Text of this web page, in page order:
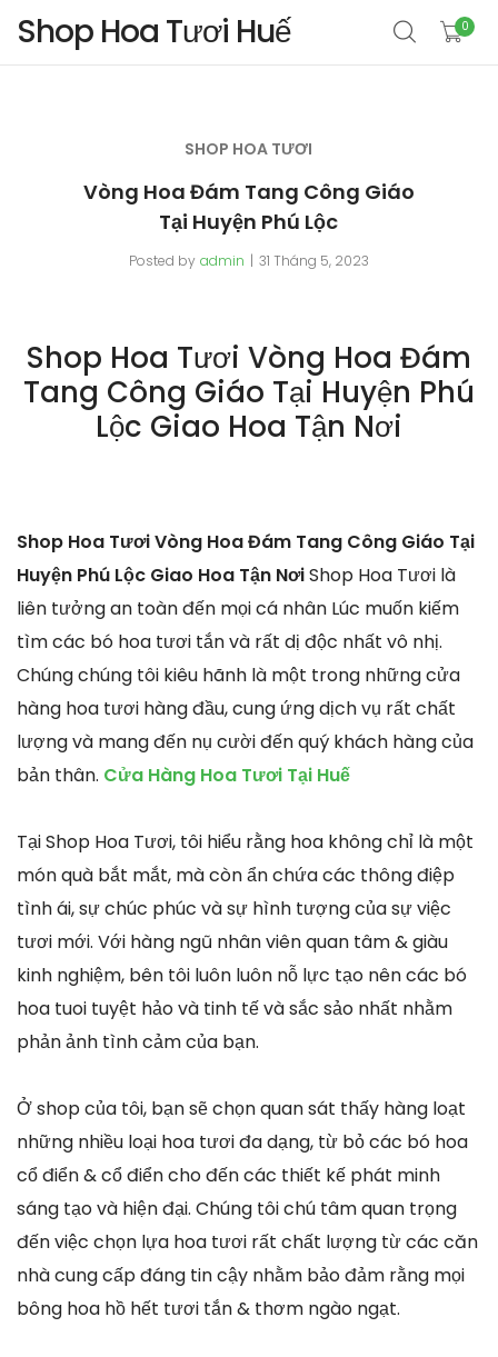
Shop Hoa Tươi Huế 0
SHOP HOA TƯƠI
Vòng Hoa Đám Tang Công Giáo
Tại Huyện Phú Lộc
Posted by admin 31 Tháng 5, 2023
Shop Hoa Tươi Vòng Hoa Đám
Tang Công Giáo Tại Huyện Phú
Lộc Giao Hoa Tận Nơi
Shop Hoa Tươi Vòng Hoa Đám Tang Công Giáo Tại
Huyện Phú Lộc Giao Hoa Tận NơiShop Hoa Tươi là
liên tưởng an toàn đến mọi cá nhân Lúc muốn kiếm
tìm các bó hoa tươi tắn và rất dị độc nhất vô nhị.
Chúng chúng tôi kiêu hãnh là một trong những cửa
hàng hoa tươi hàng đầu, cung ứng dịch vụ rất chất
lượng và mang đến nụ cười đến quý khách hàng của
bản thân. Cửa Hàng Hoa Tươi Tại Huế
Tại Shop Hoa Tươi, tôi hiểu rằng hoa không chỉ là một
món quà bắt mắt, mà còn ẩn chứa các thông điệp
tình ái, sự chúc phúc và sự hình tượng của sự việc
tươi mới. Với hàng ngũ nhân viên quan tâm & giàu
kinh nghiệm, bên tôi luôn luôn nỗ lực tạo nên các bó
hoa tuoi tuyệt hảo và tinh tế và sắc sảo nhất nhằm
phản ảnh tình cảm của bạn.
Ở shop của tôi, bạn sẽ chọn quan sát thấy hàng loạt
những nhiều loại hoa tươi đa dạng, từ bỏ các bó hoa
cổ điển & cổ điển cho đến các thiết kế phát minh
sáng tạo và hiện đại. Chúng tôi chú tâm quan trọng
đến việc chọn lựa hoa tươi rất chất lượng từ các căn
nhà cung cấp đáng tin cậy nhằm bảo đảm rằng mọi
bông hoa hồ hết tươi tắn & thơm ngào ngạt.